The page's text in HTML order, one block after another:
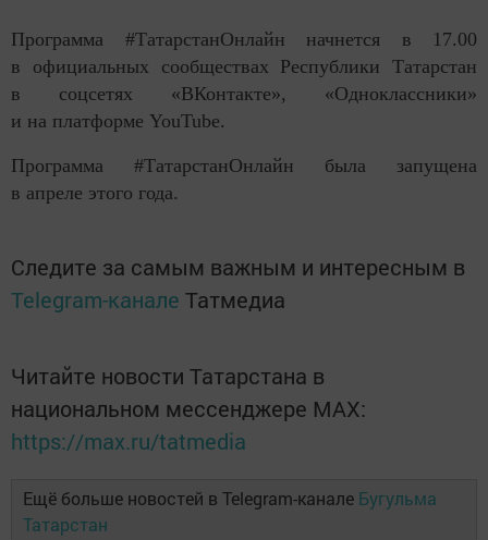
Программа #ТатарстанОнлайн начнется в 17.00
в официальных сообществах Республики Татарстан
в соцсетях «ВКонтакте», «Одноклассники»
и на платформе YouTube.
Программа #ТатарстанОнлайн была запущена
в апреле этого года.
Следите за самым важным и интересным в
Telegram-канале Татмедиа
Читайте новости Татарстана в
национальном мессенджере MАХ:
https://max.ru/tatmedia
Ещё больше новостей в Telegram-канале Бугульма
Татарстан